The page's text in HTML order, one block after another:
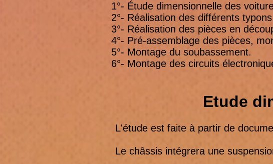
1°- Étude dimensionnelle des
2°- Réalisation des différents
3°- Réalisation des pièces en
4°- Pré-assemblage des pièces,
5°- Montage du soubassement.
6°- Montage des circuits
Etude
L'étude est faite à partir de
Le châssis intégrera une